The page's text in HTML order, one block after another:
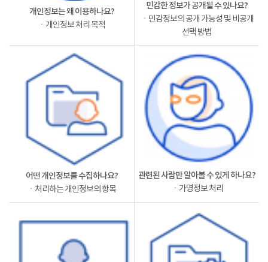
개인정보는 왜 이용하나요?
ㆍ개인정보 처리 목적
민감한 정보가 공개될 수 있나요?
ㆍ민감정보의 공개 가능성 및 비공개
선택 방법
어떤 개인정보를 수집하나요?
ㆍ처리하는 개인정보의 항목
관련된 사람만 알아볼 수 있게 하나요?
ㆍ가명정보 처리